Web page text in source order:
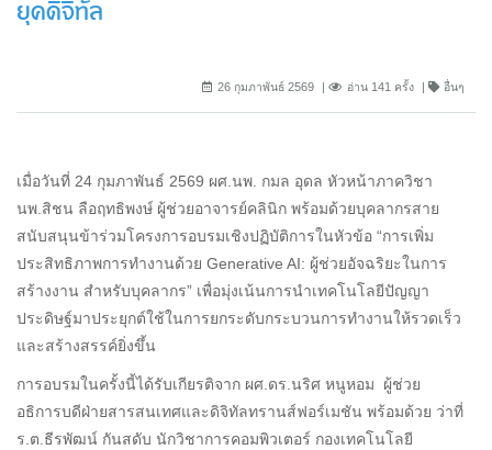
ยุคดิจิทัล
26 กุมภาพันธ์ 2569 อ่าน 141 ครั้ง อื่นๆ
เมื่อวันที่ 24 กุมภาพันธ์ 2569 ผศ.นพ. กมล อุดล หัวหน้าภาควิชา
นพ.สิชน ลือฤทธิพงษ์ ผู้ช่วยอาจารย์คลินิก พร้อมด้วยบุคลากรสาย
สนับสนุนข้าร่วมโครงการอบรมเชิงปฏิบัติการในหัวข้อ “การเพิ่ม
ประสิทธิภาพการทำงานด้วย Generative AI: ผู้ช่วยอัจฉริยะในการ
สร้างงาน สำหรับบุคลากร” เพื่อมุ่งเน้นการนำเทคโนโลยีปัญญา
ประดิษฐ์มาประยุกต์ใช้ในการยกระดับกระบวนการทำงานให้รวดเร็ว
และสร้างสรรค์ยิ่งขึ้น
การอบรมในครั้งนี้ได้รับเกียรติจาก ผศ.ดร.นริศ หนูหอม ผู้ช่วย
อธิการบดีฝ่ายสารสนเทศและดิจิทัลทรานส์ฟอร์เมชัน พร้อมด้วย ว่าที่
ร.ต.ธีรพัฒน์ กันสดับ นักวิชาการคอมพิวเตอร์ กองเทคโนโลยี